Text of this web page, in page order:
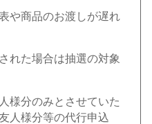
や商品のお渡しが遅れ
れた場合は抽選の対象
様分のみとさせていた
人様分等の代行申込